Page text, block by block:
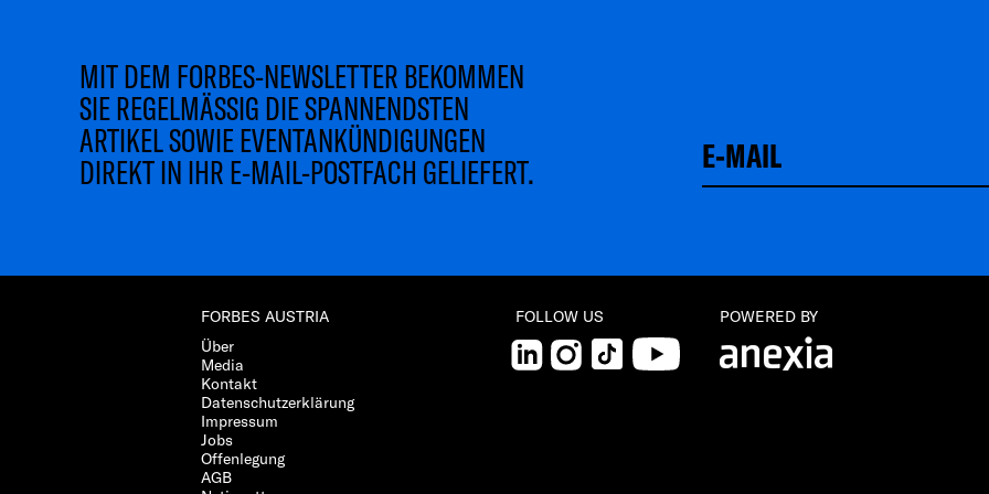
MIT DEM FORBES-NEWSLETTER BEKOMMEN
SIE REGELMÄSSIG DIE SPANNENDSTEN
ARTIKEL SOWIE EVENTANKÜNDIGUNGEN
DIREKT IN IHR E-MAIL-POSTFACH GELIEFERT.
FORBES AUSTRIA
Über
Media
Kontakt
Datenschutzerklärung
Impressum
Jobs
Offenlegung
AGB
FOLLOW US
LinkedInInstagram
TikTok YouTube
POWERED BY